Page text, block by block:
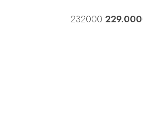
232000